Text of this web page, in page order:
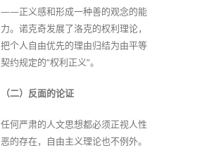
——正义感和形成一种善的观念的能
力。诺克奇发展了洛克的权利理论，
把个人自由优先的理由归结为由平等
契约规定的“权利正义”。
（二）反面的论证
任何严肃的人文思想都必须正视人性
恶的存在，自由主义理论也不例外。